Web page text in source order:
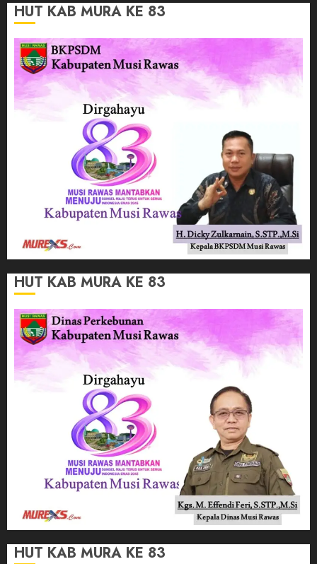
HUT KAB MURA KE 83
HUT KAB MURA KE 83
HUT KAB MURA KE 83